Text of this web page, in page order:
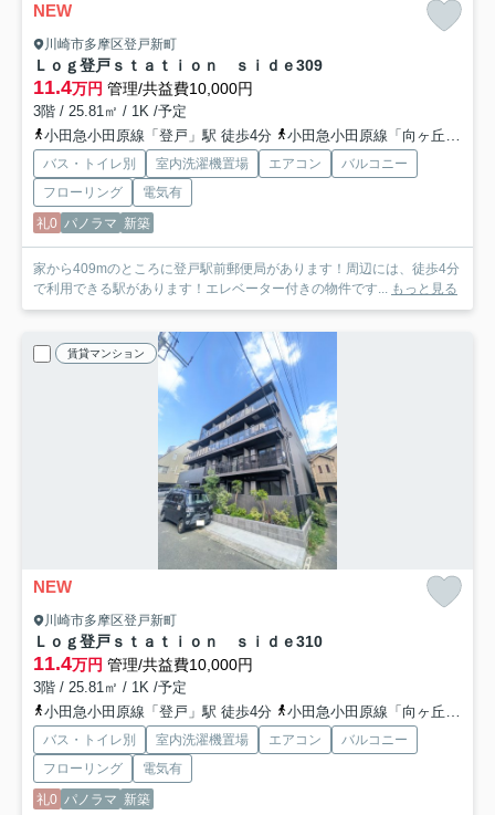
NEW
川崎市多摩区登戸新町
Ｌｏｇ登戸ｓｔａｔｉｏｎ ｓｉｄｅ309
11.4万円 管理/共益費10,000円
3階 / 25.81㎡ / 1K /予定
小田急小田原線「登戸」駅 徒歩4分
小田急小田原線「向ヶ丘遊園」駅 徒歩11分
バス・トイレ別 室内洗濯機置場 エアコン
バルコニー
フローリング
電気有
礼0 パノラマ 新築
家から409mのところに登戸駅前郵便局があります！周辺には、徒歩4分
で利用できる駅があります！エレベーター付きの物件です... もっと見る
賃貸マンション
NEW
川崎市多摩区登戸新町
Ｌｏｇ登戸ｓｔａｔｉｏｎ ｓｉｄｅ310
11.4万円 管理/共益費10,000円
3階 / 25.81㎡ / 1K /予定
小田急小田原線「登戸」駅 徒歩4分
小田急小田原線「向ヶ丘遊園」駅 徒歩11分
バス・トイレ別 室内洗濯機置場 エアコン
バルコニー
フローリング
電気有
礼0 パノラマ 新築